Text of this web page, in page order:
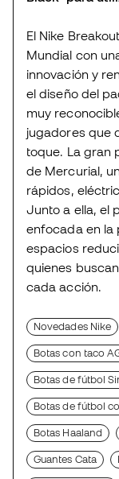
El Nike
Mundial con
innovación y
el diseño del
muy
jugadores que
toque. La gran
de Mercurial,
rápidos,
Junto a ella, el
enfocada en la
espacios
quienes
cada acción.
Novedades Nike
Botas con taco
Botas de fútbol
Botas de fútbol
Botas Haaland
Guantes Cata